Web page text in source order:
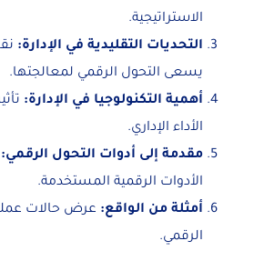
الاستراتيجية.
التحديات التقليدية في الإدارة:
يسعى التحول الرقمي لمعالجتها.
أهمية التكنولوجيا في الإدارة:
الأداء الإداري.
مقدمة إلى أدوات التحول الرقمي:
الأدوات الرقمية المستخدمة.
أمثلة من الواقع: عرض حالات
الرقمي.